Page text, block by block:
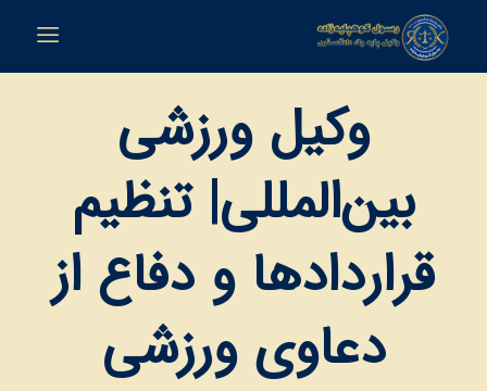
وکیل ورزشی
بین‌المللی| تنظیم
قراردادها و دفاع از
دعاوی ورزشی